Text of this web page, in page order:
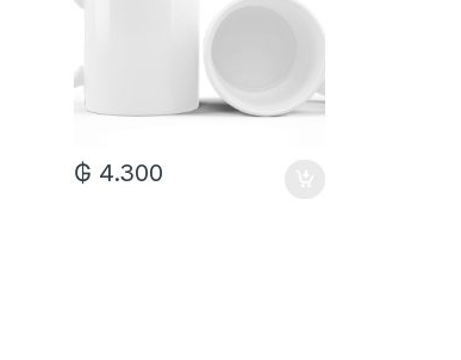
₲ 4.300